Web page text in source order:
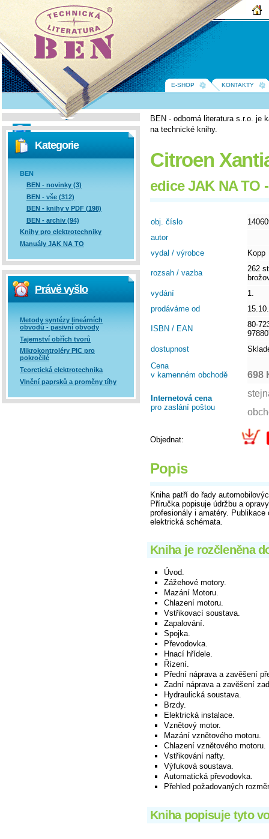
BEN -
technická
literatura
BEN - odborná literatura s.r.o. je
na technické knihy.
Citroen
edice JAK NA TO
obj. číslo
autor
vydal / výrobce
Kopp
rozsah / vazba
262
vydání
1.
prodáváme od
ISBN / EAN
80-
dostupnost
Cena
v kamenném obchodě
698
Internetová cena
pro zaslání poštou
Objednat:
Popis
Kniha patří do řady
Příručka popisuje údržbu a
profesionály i amatéry.
elektrická schémata.
Kniha je rozčleněna
Úvod.
Zážehové motory.
Mazání Motoru.
Chlazení motoru.
Vstřikovací soustava.
Zapalování.
Spojka.
Převodovka.
Hnací hřídele.
Řízení.
Přední náprava a zavěšení
Zadní náprava a zavěšení
Hydraulická soustava.
Brzdy.
Elektrická instalace.
Vznětový motor.
Mazání vznětového motoru.
Chlazení vznětového motoru.
Vstřikování nafty.
Výfuková soustava.
Automatická převodovka.
Přehled požadovaných
Kniha popisuje tyto
Vyhledávání
Kategorie
BEN
BEN - novinky (3)
BEN - vše (312)
BEN - knihy v PDF (198)
BEN - archiv (94)
Knihy pro elektrotechniky
Manuály JAK NA TO
Právě vyšlo
Metody syntézy lineárních
obvodů - pasivní obvody
Tajemství obřích tvorů
Mikrokontroléry PIC pro
pokročilé
Teoretická elektrotechnika
Vlnění paprsků a proměny tíhy
E-SHOP KONTAKTY